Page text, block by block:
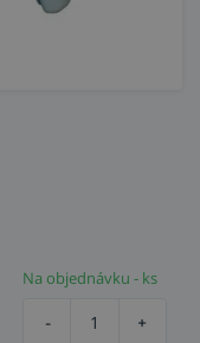
Na objednávku - ks
- +